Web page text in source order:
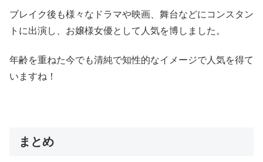
ブレイク後も様々なドラマや映画、舞台などにコンスタン
トに出演し、お嬢様女優として人気を博しました。
年齢を重ねた今でも清純で知性的なイメージで人気を得て
いますね！
まとめ